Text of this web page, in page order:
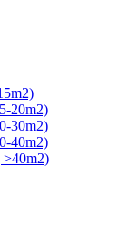
20m2)
30m2)
40m2)